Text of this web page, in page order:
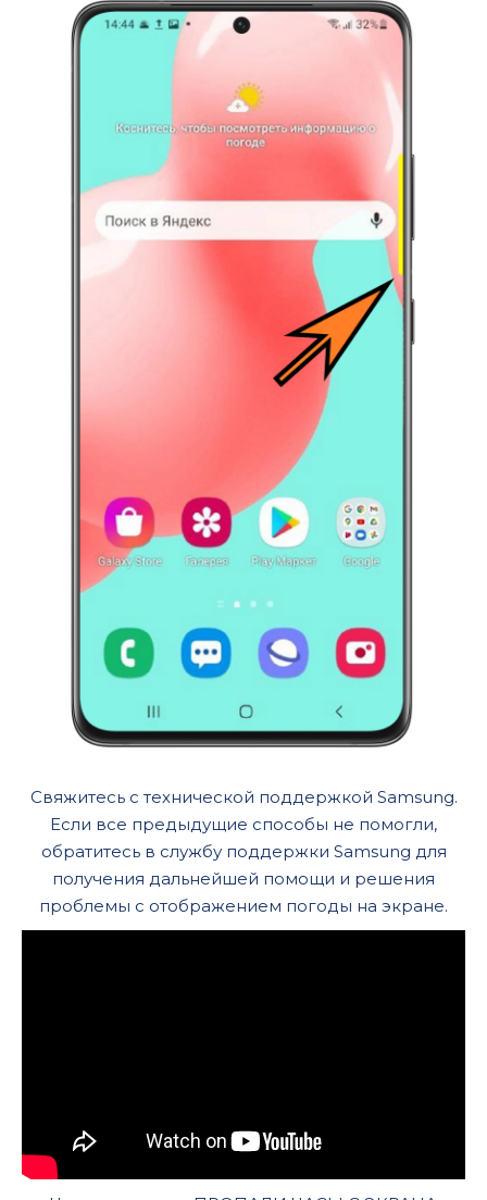
Свяжитесь с технической поддержкой Samsung.
Если все предыдущие способы не помогли,
обратитесь в службу поддержки Samsung для
получения дальнейшей помощи и решения
проблемы с отображением погоды на экране.